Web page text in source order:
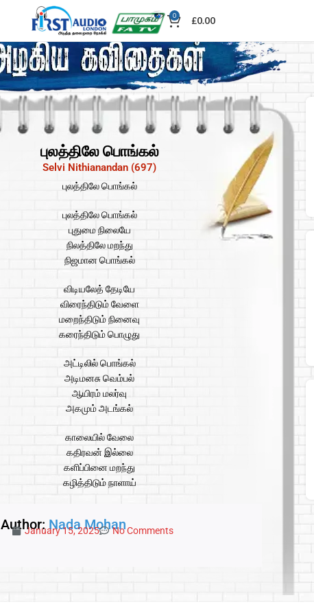
0 £0.00
புலத்திலே பொங்கல்
Selvi Nithianandan (697)
புலத்திலே பொங்கல்
புலத்திலே பொங்கல்
புதுமை நிலையே
நிலத்திலே மறந்து
நிஜமான பொங்கல்
விடியலேத் தேடியே
விரைந்திடும் வேளை
மறைந்திடும் நினைவு
கரைந்திடும் பொழுது
அட்டிலில் பொங்கல்
அடிமனசு வெம்பல்
ஆயிரம் மலர்வு
அகமும் அடங்கல்
காலையில் வேலை
கதிரவன் இல்லை
களிப்பினை மறந்து
கழித்திடும் நாளாய்
Author:Nada Mohan
January 15, 2025 No Comments